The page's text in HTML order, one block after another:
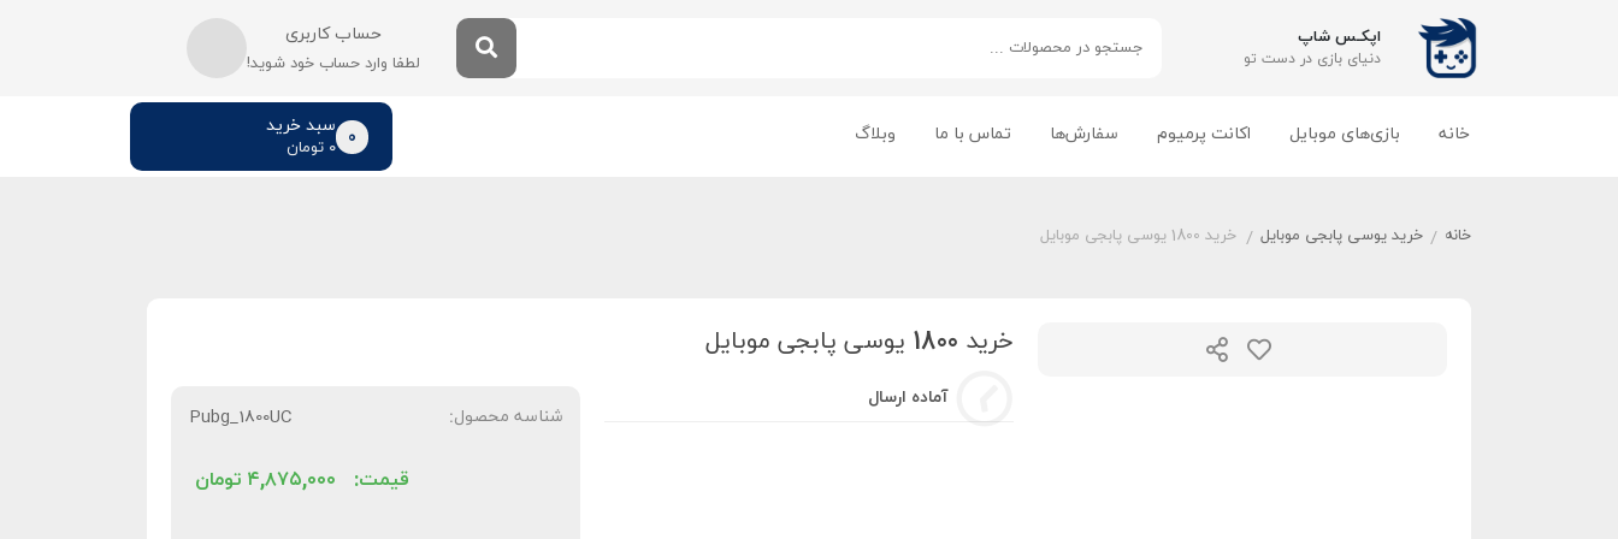
اپکـس شاپ
دنیای بازی‌ در دست تو
حساب کاربری
لطفا وارد حساب خود شوید!
خانه بازی‌های موبایل اکانت پرمیوم سفارش‌ها تماس با ما وبلاگ سبد خرید
تومان۰
0
خانه / خرید یوسی پابجی موبایل / خرید 1800 یوسی پابجی موبایل
خرید 1800 یوسی پابجی موبایل
آماده ارسال
شناسه محصول:
Pubg_1800UC
قیمت: تومان ۴,۸۷۵,۰۰۰